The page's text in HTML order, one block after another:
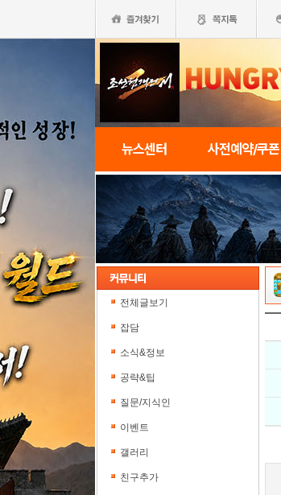
뉴스센터 사전예약/쿠폰
전체글보기
잡담
소식&정보
공략&팁
질문/지식인
이벤트
갤러리
친구추가